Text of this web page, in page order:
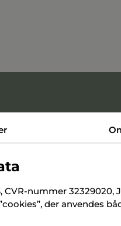
CVR-nummer 32329020,
der anvendes